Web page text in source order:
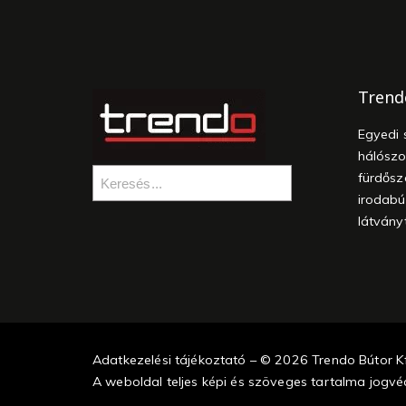
Egyedi
Adatkezelési tájékoztató – © 2026 Trendo Bútor
A weboldal teljes képi és szöveges tartalma